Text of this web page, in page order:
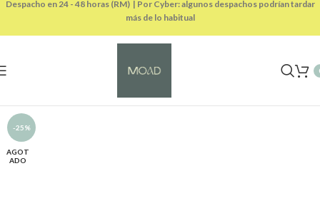
-25%
AGOT
ADO
Despacho en 24 - 48 horas (RM) | Por Cyber: algunos despachos podrían tardar
más de lo habitual